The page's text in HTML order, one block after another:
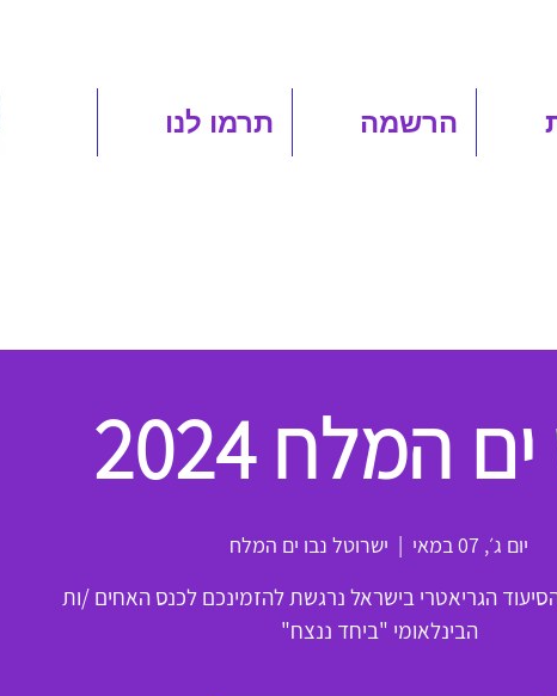
הרשמה תרמו לנו
המלח 2024
יום ג׳, 07 במאי
  |
ישרוטל נבו ים המלח
הגריאטרי בישראל נרגשת להזמינכם לכנס האחים /ות
הבינלאומי "ביחד ננצח"